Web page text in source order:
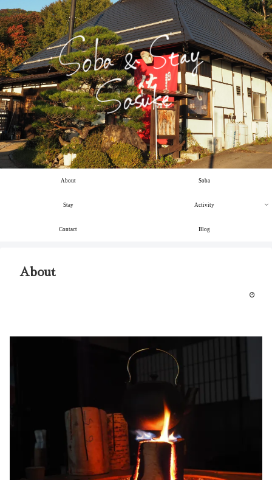
About Soba
Stay Activity
Contact Blog
About